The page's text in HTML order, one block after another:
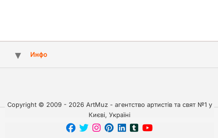
Инфо
Copyright © 2009 - 2026 ArtMuz - агентство артистів та свят №1 у
Києві, Україні